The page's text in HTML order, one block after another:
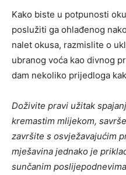
Kako biste u potpunosti
poslužiti ga ohlađenog
nalet okusa, razmislite o
ubranog voća kao divnog
dam nekoliko prijedloga
Doživite pravi užitak
kremastim mlijekom,
završite s osvježavajućim
mješavina jednako je
sunčanim